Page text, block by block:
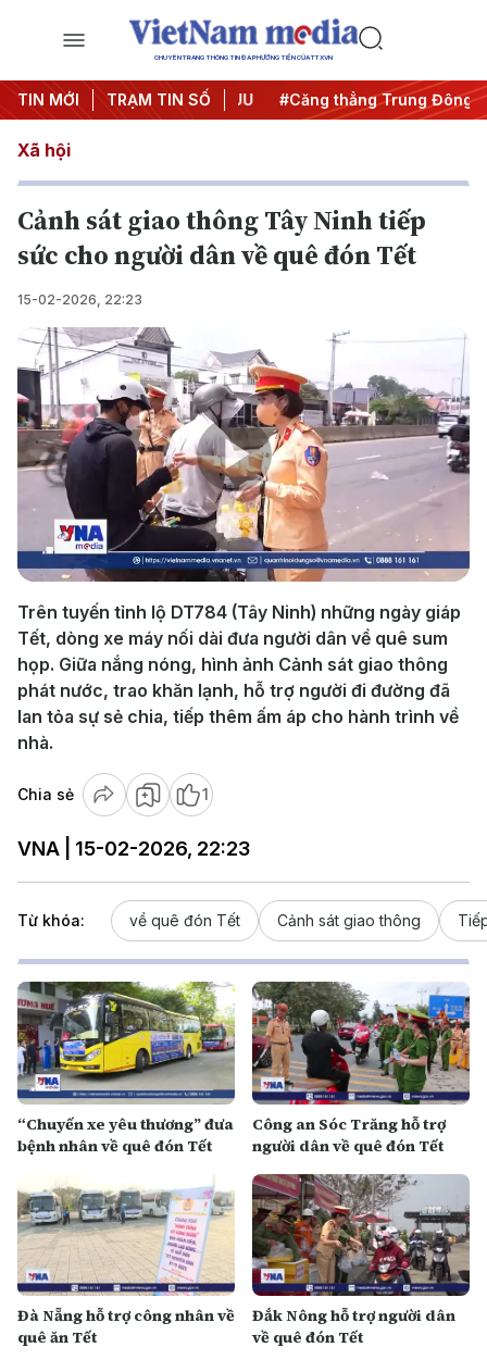
CHUYÊN TRANG THÔNG TIN ĐA PHƯƠNG TIỆN CỦA TTXVN
TIN MỚI TRẠM TIN SỐ
đêm #Chống khai thác IUU #Căng thẳng Trung Đông
Xã hội
Cảnh sát giao thông Tây Ninh tiếp
sức cho người dân về quê đón Tết
15-02-2026, 22:23
Play
Video
Trên tuyến tỉnh lộ DT784 (Tây Ninh) những ngày giáp
Tết, dòng xe máy nối dài đưa người dân về quê sum
họp. Giữa nắng nóng, hình ảnh Cảnh sát giao thông
phát nước, trao khăn lạnh, hỗ trợ người đi đường đã
lan tỏa sự sẻ chia, tiếp thêm ấm áp cho hành trình về
nhà.
Chia sẻ 1
VNA | 15-02-2026, 22:23
Từ khóa: về quê đón Tết Cảnh sát giao thông
“Chuyến xe yêu thương” đưa
bệnh nhân về quê đón Tết
Công an Sóc Trăng hỗ trợ
người dân về quê đón Tết
Đà Nẵng hỗ trợ công nhân về
quê ăn Tết
Đắk Nông hỗ trợ người dân
về quê đón Tết